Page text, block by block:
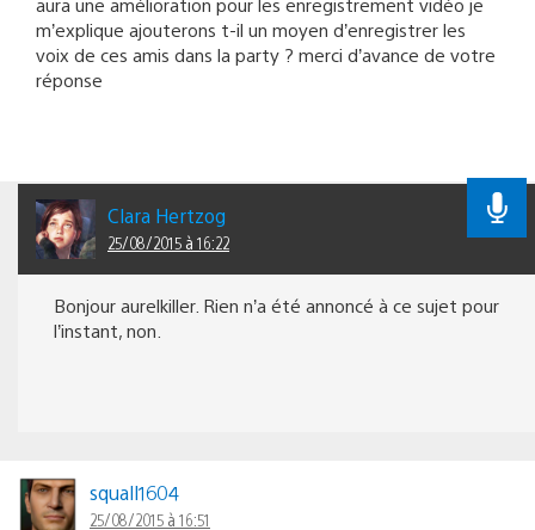
aura une amélioration pour les enregistrement vidéo je
m’explique ajouterons t-il un moyen d’enregistrer les
voix de ces amis dans la party ? merci d’avance de votre
réponse
Clara Hertzog
25/08/2015 à 16:22
Bonjour aurelkiller. Rien n’a été annoncé à ce sujet pour
l’instant, non.
squall1604
25/08/2015 à 16:51